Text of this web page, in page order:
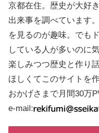
京都在住。歴史が大好
出来事を調べています
を見るのが趣味。でも
している人が多いのに
楽しみつつ歴史と作り
ほしくてこのサイトを
おかげさまで月間30万
e-mail: